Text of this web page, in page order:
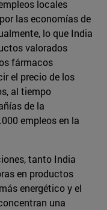
locales
las economías de
lo que India
valorados
fármacos
el precio de los
al tiempo
de la
empleos en la
tanto India
en productos
energético y el
una